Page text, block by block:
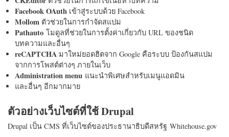
Facebook OAuth เข้าสู่ระบบด้วย Facebook
Mollom ตัวช่วยในการกำจัดสแปม
Pathauto โมดูลที่ช่วยในการตั้งค่าเกี่ยวกับ URL ของชนิด
บทความและอื่นๆ
reCAPTCHA มาใหม่ยอดฮิตจาก Google คือระบบ ป้องกันสแปม
จากการโพสต์ต่างๆ ภายในเว็บ
Administration menu แนะนำพิเศษสำหรับเมนูแอดมิน
และอื่นๆ อีกมากมาย
ตัวอย่างเว็บไซต์ที่ใช้ Drupal
Drupal เป็น CMS ที่เว็บไซต์ของประธานาธิบดีสหรัฐ Whitehouse.gov